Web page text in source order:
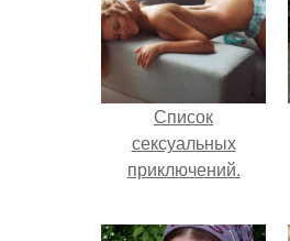
Список
сексуальных
приключений.